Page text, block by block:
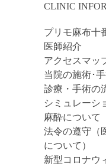
CLINIC
プリモ麻布十
医師紹介
アクセスマッ
当院の施術･
診療・手術の
シミュレーシ
麻酔について
法令の遵守（
について）
新型コロナウ